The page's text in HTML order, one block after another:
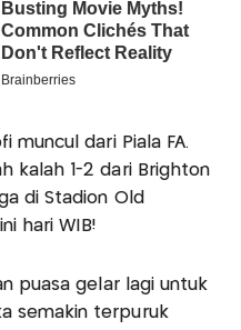
muncul dari Piala FA.
kalah 1-2 dari Brighton
di Stadion Old
hari WIB!
puasa gelar lagi untuk
semakin terpuruk